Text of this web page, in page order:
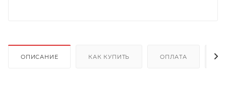
ОПИСАНИЕ КАК КУПИТЬ ОПЛАТА